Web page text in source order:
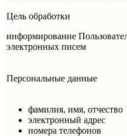
Цель обработки
информирование
электронных писем
Персональные данные
фамилия, имя, отчество
электронный адрес
номера телефонов